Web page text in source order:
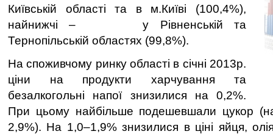
Київській області та в м.Київі (100,4%),
найнижчі – у Рівненській та
Тернопільській областях (99,8%).
На споживчому ринку області в січні 2013р.
ціни на продукти харчування та
безалкогольні напої знизилися на 0,2%.
При цьому найбільше подешевшали цукор
2,9%). На 1,0–1,9% знизилися в ціні яйця,